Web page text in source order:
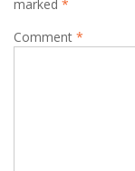
marked *
Comment *